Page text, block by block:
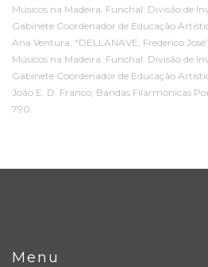
Músicos na Madeira. Funchal: Divisão de
Gabinete Coordenador de Educação
Ana Ventura, “DELLANAVE, Frederico
Músicos na Madeira. Funchal: Divisão de
Gabinete Coordenador de Educação
João E. D. Franco, Bandas Filarmónicas
790.
Menu